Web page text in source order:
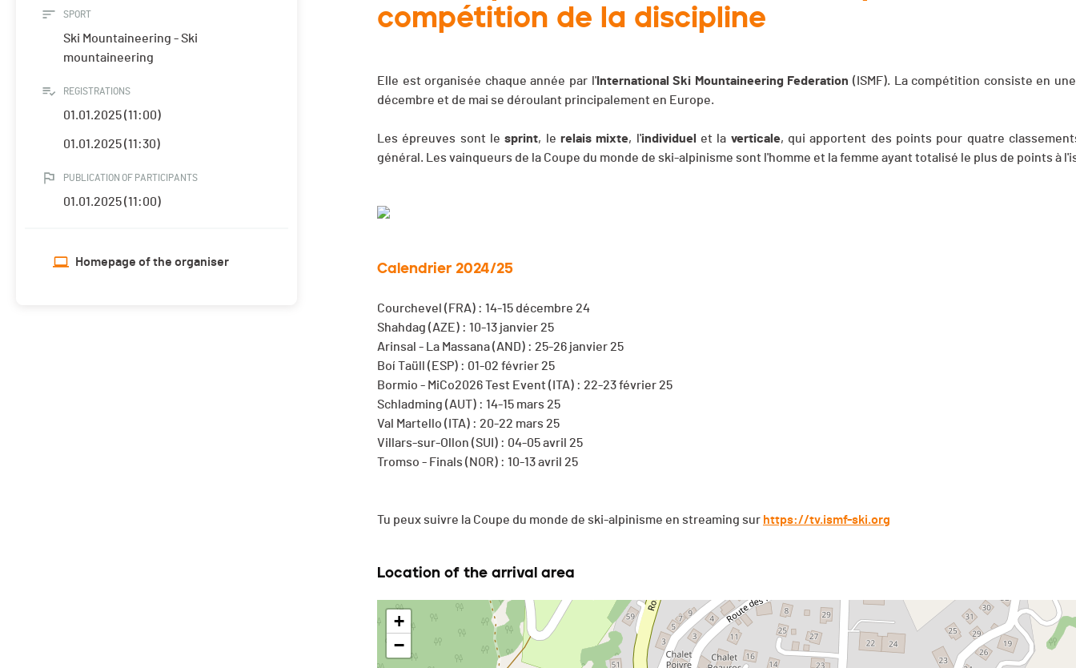
SPORT
Ski Mountaineering - Ski
mountaineering
REGISTRATIONS
01.01.2025 (11:00)
01.01.2025 (11:30)
PUBLICATION OF PARTICIPANTS
01.01.2025 (11:00)
Homepage of the organiser
compétition de la discipline
Elle est organisée chaque année par l'International Ski Mountaineering Federation (ISMF). La compétition consiste en
décembre et de mai se déroulant principalement en Europe.
Les épreuves sont lesprint, lerelais mixte, l'individuel et la verticale, qui apportent des points pour quatre
général. Les vainqueurs de la Coupe du monde de ski-alpinisme sont l'homme et la femme ayant totalisé le plus de points à
Calendrier 2024/25
Courchevel (FRA) : 14-15 décembre 24
Shahdag (AZE) : 10-13 janvier 25
Arinsal - La Massana (AND) : 25-26 janvier 25
Boí Taüll (ESP) : 01-02 février 25
Bormio - MiCo2026 Test Event (ITA) : 22-23 février 25
Schladming (AUT) : 14-15 mars 25
Val Martello (ITA) : 20-22 mars 25
Villars-sur-Ollon (SUI) : 04-05 avril 25
Tromso - Finals (NOR) : 10-13 avril 25
Tu peux suivre la Coupe du monde de ski-alpinisme en streaming sur https://tv.ismf-ski.org
Location of the arrival area
+
−